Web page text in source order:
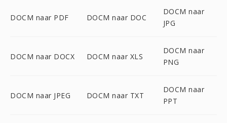
DOCM naar PDF DOCM naar DOC
DOCM naar
JPG
DOCM naar DOCX DOCM naar XLS
DOCM naar
PNG
DOCM naar JPEG DOCM naar TXT
DOCM naar
PPT